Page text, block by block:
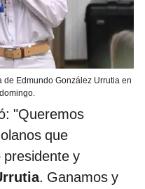
Edmundo González Urrutia en
"Queremos
que
presidente y
. Ganamos y